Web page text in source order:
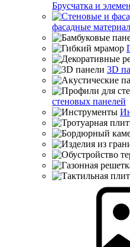
Брусчатка и
фасадные
3D
стеновых панелей